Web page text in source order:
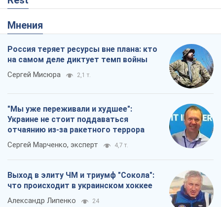
Мнения
Россия теряет ресурсы вне плана: кто
на самом деле диктует темп войны
Сергей Мисюра 2,1 т.
"Мы уже переживали и худшее":
Украине не стоит поддаваться
отчаянию из-за ракетного террора
Сергей Марченко, эксперт 4,7 т.
Выход в элиту ЧМ и триумф "Сокола":
что происходит в украинском хоккее
Александр Липенко 24